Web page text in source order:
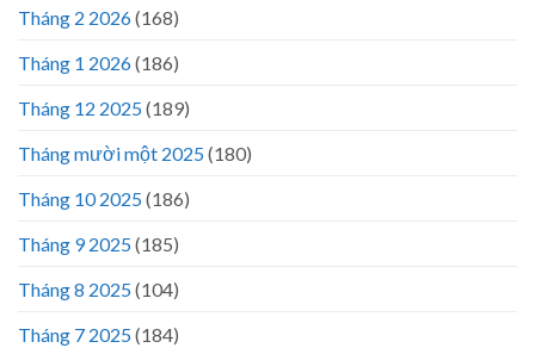
Tháng 2 2026(168)
Tháng 1 2026(186)
Tháng 12 2025(189)
Tháng mười một 2025(180)
Tháng 10 2025(186)
Tháng 9 2025(185)
Tháng 8 2025(104)
Tháng 7 2025(184)